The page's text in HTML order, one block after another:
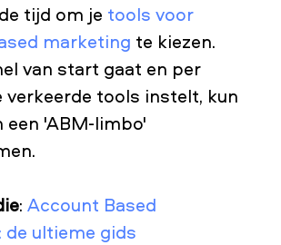
tijd om je tools voor
marketing te kiezen.
van start gaat en per
verkeerde tools instelt, kun
een 'ABM-limbo'
: Account Based
de ultieme gids